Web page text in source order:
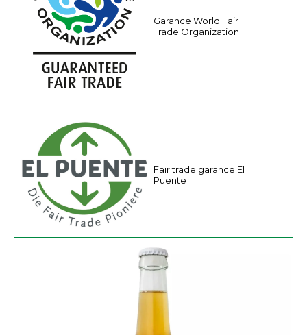
Garance World Fair
Trade Organization
Fair trade garance El
Puente